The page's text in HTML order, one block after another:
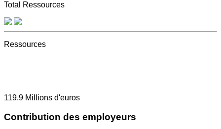
Total Ressources
Ressources
119.9 Millions d'euros
Contribution des employeurs